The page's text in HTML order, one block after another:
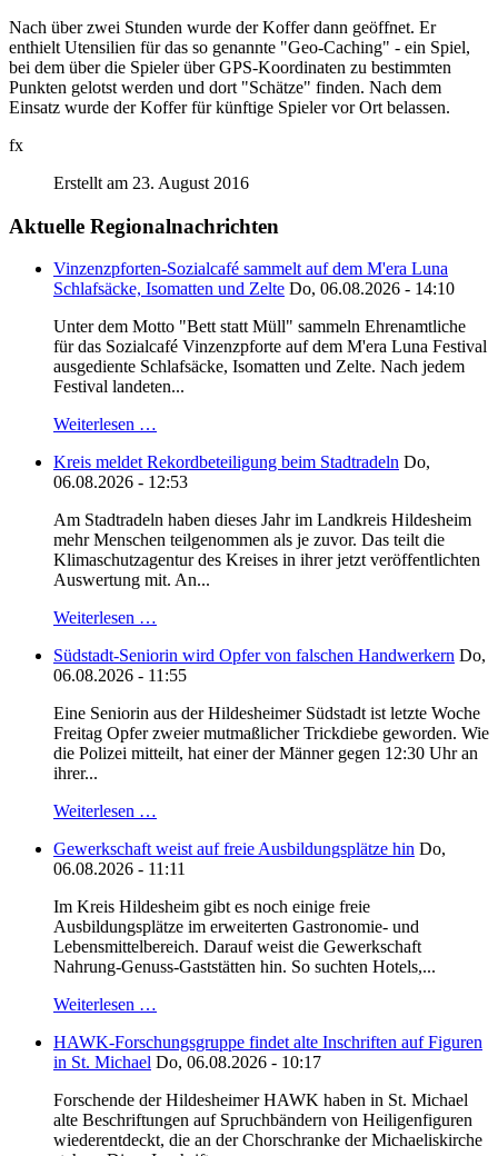
Nach über zwei Stunden wurde der Koffer dann geöffnet. Er
enthielt Utensilien für das so genannte "Geo-Caching" - ein Spiel,
bei dem über die Spieler über GPS-Koordinaten zu bestimmten
Punkten gelotst werden und dort "Schätze" finden. Nach dem
Einsatz wurde der Koffer für künftige Spieler vor Ort belassen.
fx
Erstellt am 23. August 2016
Aktuelle Regionalnachrichten
Vinzenzpforten-Sozialcafé sammelt auf dem M'era Luna
Schlafsäcke, Isomatten und Zelte Do, 06.08.2026 - 14:10
Unter dem Motto "Bett statt Müll" sammeln Ehrenamtliche
für das Sozialcafé Vinzenzpforte auf dem M'era Luna Festival
ausgediente Schlafsäcke, Isomatten und Zelte. Nach jedem
Festival landeten...
Weiterlesen …
Kreis meldet Rekordbeteiligung beim Stadtradeln Do,
06.08.2026 - 12:53
Am Stadtradeln haben dieses Jahr im Landkreis Hildesheim
mehr Menschen teilgenommen als je zuvor. Das teilt die
Klimaschutzagentur des Kreises in ihrer jetzt veröffentlichten
Auswertung mit. An...
Weiterlesen …
Südstadt-Seniorin wird Opfer von falschen Handwerkern Do,
06.08.2026 - 11:55
Eine Seniorin aus der Hildesheimer Südstadt ist letzte Woche
Freitag Opfer zweier mutmaßlicher Trickdiebe geworden. Wie
die Polizei mitteilt, hat einer der Männer gegen 12:30 Uhr an
ihrer...
Weiterlesen …
Gewerkschaft weist auf freie Ausbildungsplätze hin Do,
06.08.2026 - 11:11
Im Kreis Hildesheim gibt es noch einige freie
Ausbildungsplätze im erweiterten Gastronomie- und
Lebensmittelbereich. Darauf weist die Gewerkschaft
Nahrung-Genuss-Gaststätten hin. So suchten Hotels,...
Weiterlesen …
HAWK-Forschungsgruppe findet alte Inschriften auf Figuren
in St. Michael Do, 06.08.2026 - 10:17
Forschende der Hildesheimer HAWK haben in St. Michael
alte Beschriftungen auf Spruchbändern von Heiligenfiguren
wiederentdeckt, die an der Chorschranke der Michaeliskirche